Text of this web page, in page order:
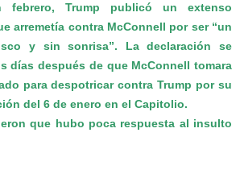
Trump publicó un extenso
arremetía contra McConnell por ser “un
y sin sonrisa”. La declaración se
días después de que McConnell tomara
para despotricar contra Trump por su
del 6 de enero en el Capitolio.
que hubo poca respuesta al insulto